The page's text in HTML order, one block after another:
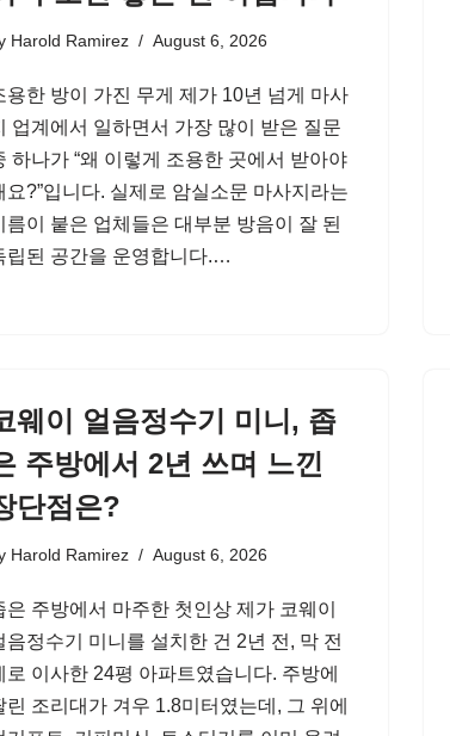
Harold Ramirez August 6, 2026
용한 방이 가진 무게 제가 10년 넘게 마사
업계에서 일하면서 가장 많이 받은 질문
하나가 “왜 이렇게 조용한 곳에서 받아야
요?”입니다. 실제로 암실소문 마사지라는
름이 붙은 업체들은 대부분 방음이 잘 된
립된 공간을 운영합니다.…
웨이 얼음정수기 미니, 좁
주방에서 2년 쓰며 느낀
단점은?
Harold Ramirez August 6, 2026
은 주방에서 마주한 첫인상 제가 코웨이
음정수기 미니를 설치한 건 2년 전, 막 전
로 이사한 24평 아파트였습니다. 주방에
린 조리대가 겨우 1.8미터였는데, 그 위에